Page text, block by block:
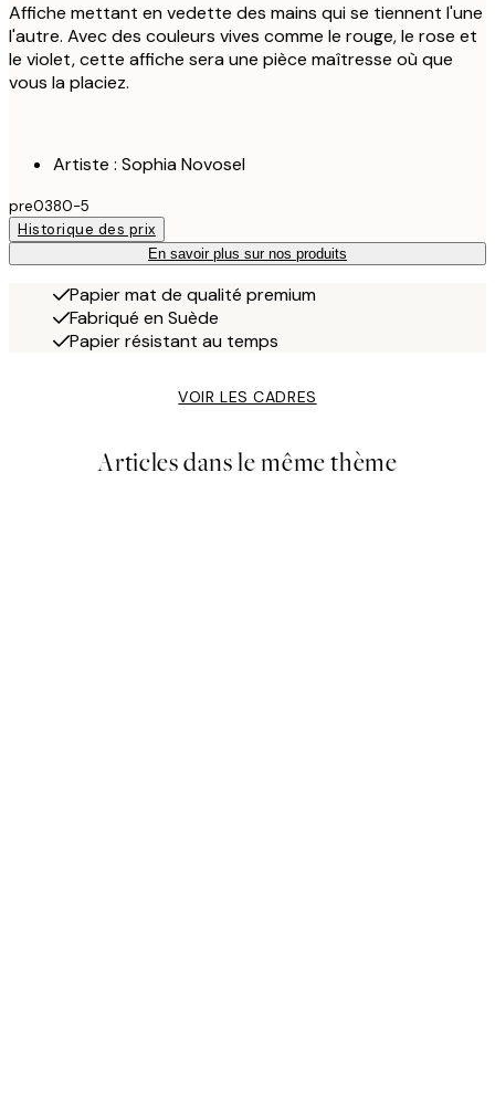
Affiche mettant en vedette des mains qui se tiennent l'une
l'autre. Avec des couleurs vives comme le rouge, le rose et
le violet, cette affiche sera une pièce maîtresse où que
vous la placiez.
Artiste : Sophia Novosel
pre0380-5
Historique des prix
En savoir plus sur nos produits
Papier mat de qualité premium
Fabriqué en Suède
Papier résistant au temps
VOIR LES CADRES
Articles dans le même thème